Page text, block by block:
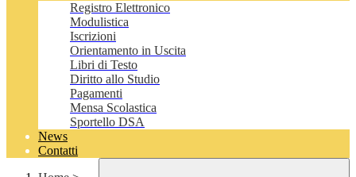
Registro Elettronico
Modulistica
Iscrizioni
Orientamento in Uscita
Libri di Testo
Diritto allo Studio
Pagamenti
Mensa Scolastica
Sportello DSA
News
Contatti